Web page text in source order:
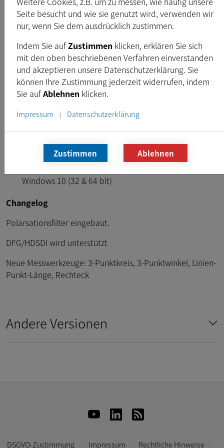
Freigegeben:
Jan. 2019
Typ:
EXE
Download
Voraussetzungen
Intel Core i3 or similar, 2 GB RAM
DirectX 10 oder höher kompatible Grafikkarte
Windows 7 (32 & 64 bit), Windows 8 (32 & 64 bit),
Windows 10 (32 & 64 bit)
Changelog
Polarsationsfilter eingebaut.
DFG/HDSDI wird unterstützt
Neue Messwerkzeuge: 3-Punktkreis, 3-Punktwinkel, Linien-
Punkt-Länge, Rechteck
Andere Versionen
DSGVO-Zustimmung Impressum Rechtliche Hinweise
Seite besucht und wie sie genutzt wird, verwenden wir
nur, wenn Sie dem ausdrücklich zustimmen.
Indem Sie aufZustimmen klicken, erklären Sie sich
mit den oben beschriebenen Verfahren einverstanden
und akzeptieren unsere Datenschutzerklärung. Sie
können Ihre Zustimmung jederzeit widerrufen, indem
Sie aufAblehnen klicken.
Impressum | Datenschutzerklärung
Zustimmen Ablehnen